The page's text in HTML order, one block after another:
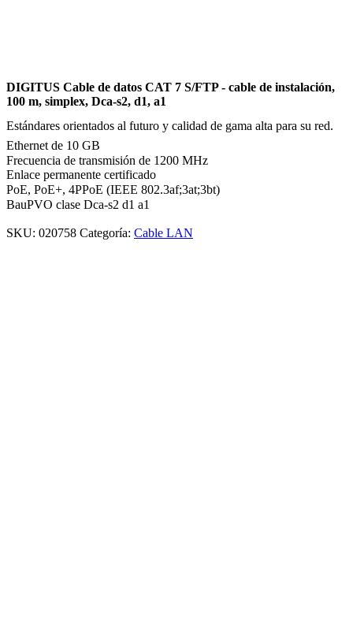
DIGITUS Cable de datos CAT 7 S/FTP - cable de instalación,
100 m, simplex, Dca-s2, d1, a1
Estándares orientados al futuro y calidad de gama alta para su red.
Ethernet de 10 GB
Frecuencia de transmisión de 1200 MHz
Enlace permanente certificado
PoE, PoE+, 4PPoE (IEEE 802.3af;3at;3bt)
BauPVO clase Dca-s2 d1 a1
SKU: 020758 Categoría: Cable LAN